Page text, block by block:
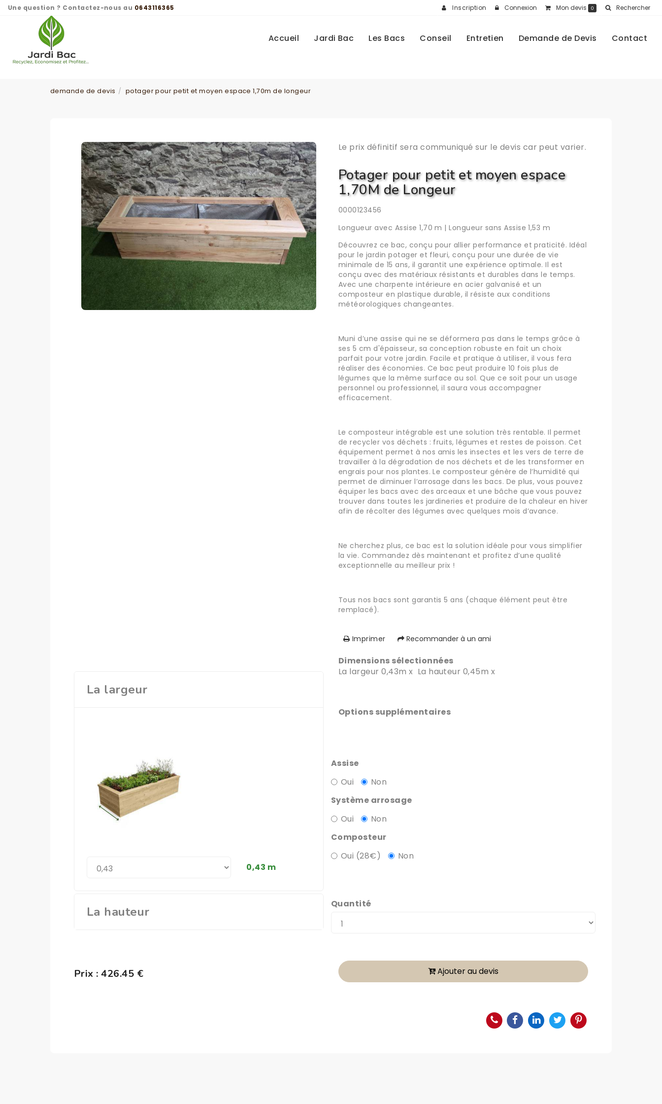
Accueil Jardi Bac Les Bacs Conseil Entretien Demande de Devis Contact
demande de devis potager pour petit et moyen espace 1,70m de longeur
Le prix définitif sera communiqué sur le devis car peut varier.
Potager pour petit et moyen espace
1,70M de Longeur
0000123456
Longueur avec Assise 1,70 m | Longueur sans Assise 1,53 m
Découvrez ce bac, conçu pour allier performance et praticité. Idéal
pour le jardin potager et fleuri, conçu pour une durée de vie
minimale de 15 ans, il garantit une expérience optimale. Il est
conçu avec des matériaux résistants et durables dans le temps.
Avec une charpente intérieure en acier galvanisé et un
composteur en plastique durable, il résiste aux conditions
météorologiques changeantes.
Muni d’une assise qui ne se déformera pas dans le temps grâce à
ses 5 cm d'épaisseur, sa conception robuste en fait un choix
parfait pour votre jardin. Facile et pratique à utiliser, il vous fera
réaliser des économies. Ce bac peut produire 10 fois plus de
légumes que la même surface au sol. Que ce soit pour un usage
personnel ou professionnel, il saura vous accompagner
efficacement.
Le composteur intégrable est une solution très rentable. Il permet
de recycler vos déchets : fruits, légumes et restes de poisson. Cet
équipement permet à nos amis les insectes et les vers de terre de
travailler à la dégradation de nos déchets et de les transformer en
engrais pour nos plantes. Le composteur génère de l’humidité qui
permet de diminuer l’arrosage dans les bacs. De plus, vous pouvez
équiper les bacs avec des arceaux et une bâche que vous pouvez
trouver dans toutes les jardineries et produire de la chaleur en hiver
afin de récolter des légumes avec quelques mois d’avance.
Ne cherchez plus, ce bac est la solution idéale pour vous simplifier
la vie. Commandez dès maintenant et profitez d’une qualité
exceptionnelle au meilleur prix !
Tous nos bacs sont garantis 5 ans (chaque élément peut être
remplacé).
Imprimer Recommander à un ami
La largeur
0,43 m
La hauteur
Dimensions sélectionnées
La largeur 0,43m x La hauteur 0,45m x
Options supplémentaires
Assise
Oui
Non
Système arrosage
Oui
Non
Composteur
Oui (28€)
Non
Quantité
Prix :426.45 € Ajouter au devis
Une question ? Contactez-nous au 0643116365 Inscription Connexion Mon devis 0 Rechercher
Panneau de gestion des cookies